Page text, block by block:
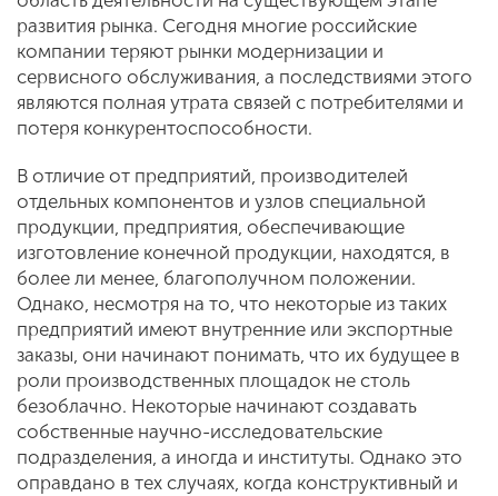
развития рынка. Сегодня многие российские
компании теряют рынки модернизации и
сервисного обслуживания, а последствиями этого
являются полная утрата связей с потребителями и
потеря конкурентоспособности.
В отличие от предприятий, производителей
отдельных компонентов и узлов специальной
продукции, предприятия, обеспечивающие
изготовление конечной продукции, находятся, в
более ли менее, благополучном положении.
Однако, несмотря на то, что некоторые из таких
предприятий имеют внутренние или экспортные
заказы, они начинают понимать, что их будущее в
роли производственных площадок не столь
безоблачно. Некоторые начинают создавать
собственные научно-исследовательские
подразделения, а иногда и институты. Однако это
оправдано в тех случаях, когда конструктивный и